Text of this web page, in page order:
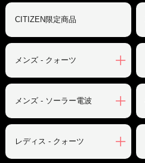
CITIZEN限定商品
メンズ - クォーツ
メンズ - ソーラー電波
レディス - クォーツ